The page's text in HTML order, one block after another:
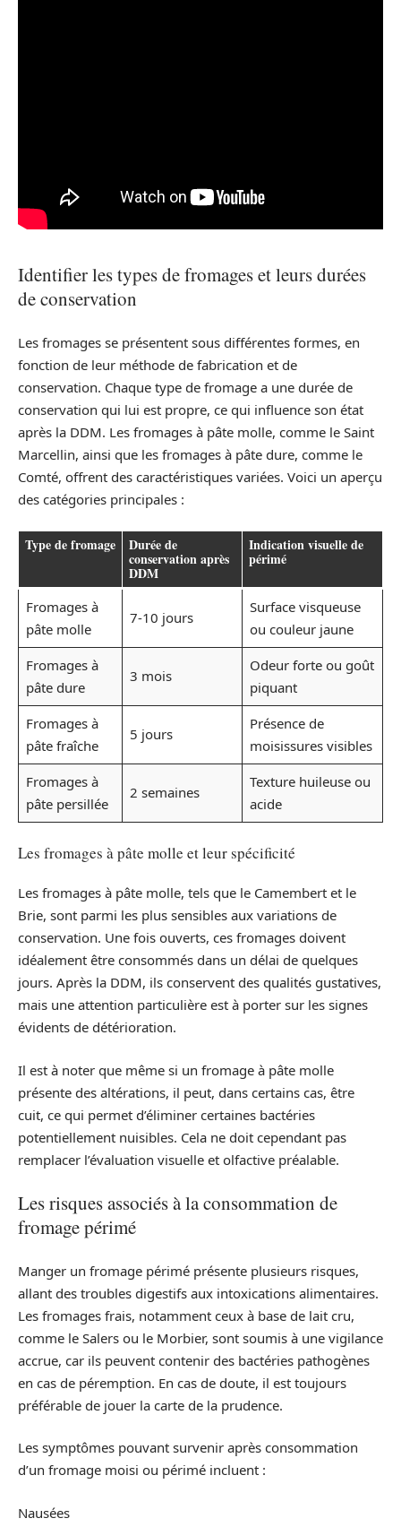
Identifier les types de fromages et leurs durées
de conservation
Les fromages se présentent sous différentes formes, en
fonction de leur méthode de fabrication et de
conservation. Chaque type de fromage a une durée de
conservation qui lui est propre, ce qui influence son état
après la DDM. Les fromages à pâte molle, comme le Saint
Marcellin, ainsi que les fromages à pâte dure, comme le
Comté, offrent des caractéristiques variées. Voici un aperçu
des catégories principales :
Type de fromage Durée de
conservation après
DDM
Indication visuelle de
périmé
Fromages à
pâte molle
7-10 jours
Surface visqueuse
ou couleur jaune
Fromages à
pâte dure
3 mois
Odeur forte ou goût
piquant
Fromages à
pâte fraîche
5 jours
Présence de
moisissures visibles
Fromages à
pâte persillée
2 semaines
Texture huileuse ou
acide
Les fromages à pâte molle et leur spécificité
Les fromages à pâte molle, tels que le Camembert et le
Brie, sont parmi les plus sensibles aux variations de
conservation. Une fois ouverts, ces fromages doivent
idéalement être consommés dans un délai de quelques
jours. Après la DDM, ils conservent des qualités gustatives,
mais une attention particulière est à porter sur les signes
évidents de détérioration.
Il est à noter que même si un fromage à pâte molle
présente des altérations, il peut, dans certains cas, être
cuit, ce qui permet d’éliminer certaines bactéries
potentiellement nuisibles. Cela ne doit cependant pas
remplacer l’évaluation visuelle et olfactive préalable.
Les risques associés à la consommation de
fromage périmé
Manger un fromage périmé présente plusieurs risques,
allant des troubles digestifs aux intoxications alimentaires.
Les fromages frais, notamment ceux à base de lait cru,
comme le Salers ou le Morbier, sont soumis à une vigilance
accrue, car ils peuvent contenir des bactéries pathogènes
en cas de péremption. En cas de doute, il est toujours
préférable de jouer la carte de la prudence.
Les symptômes pouvant survenir après consommation
d’un fromage moisi ou périmé incluent :
Nausées